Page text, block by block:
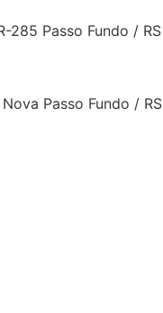
285 Passo Fundo / RS
Passo Fundo / RS